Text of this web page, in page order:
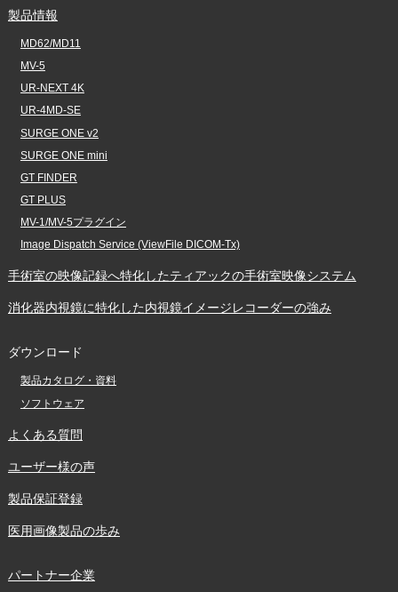
製品情報
MD62/MD11
MV-5
UR-NEXT 4K
UR-4MD-SE
SURGE ONE v2
SURGE ONE mini
GT FINDER
GT PLUS
MV-1/MV-5プラグイン
Image Dispatch Service (ViewFile DICOM-Tx)
手術室の映像記録へ特化したティアックの手術室映像システム
消化器内視鏡に特化した内視鏡イメージレコーダーの強み
ダウンロード
製品カタログ・資料
ソフトウェア
よくある質問
ユーザー様の声
製品保証登録
医用画像製品の歩み
パートナー企業